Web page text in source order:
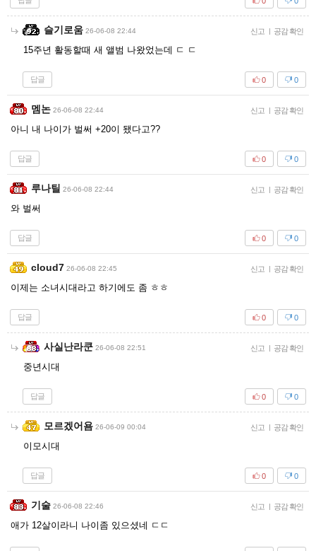
슬기로움 26-06-08 22:44 신고 | 공감 확인
15주년 활동할때 새 앨범 나왔었는데 ㄷ ㄷ
답글 0
0
멤논 26-06-08 22:44 신고 | 공감 확인
아니 내 나이가 벌써 +20이 됐다고??
답글 0
0
루나틸 26-06-08 22:44 신고 | 공감 확인
와 벌써
답글 0
0
cloud7 26-06-08 22:45 신고 | 공감 확인
이제는 소녀시대라고 하기에도 좀 ㅎㅎ
답글 0
0
사실난라쿤 26-06-08 22:51 신고 | 공감 확인
중년시대
답글 0
0
모르겠어욤 26-06-09 00:04 신고 | 공감 확인
이모시대
답글 0
0
기술 26-06-08 22:46 신고 | 공감 확인
애가 12살이라니 나이좀 있으셨네 ㄷㄷ